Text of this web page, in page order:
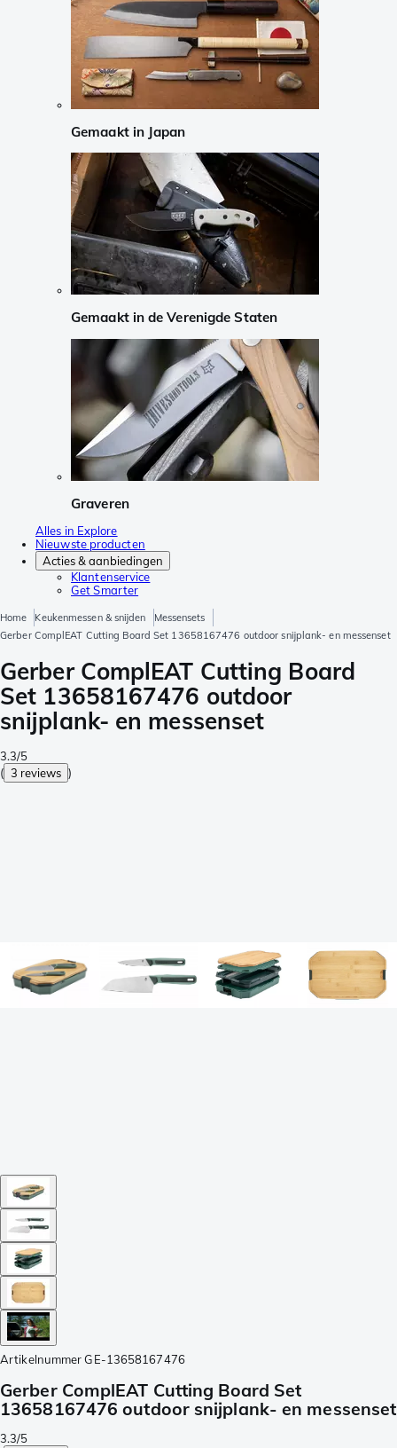
Gemaakt in Japan
Gemaakt in de Verenigde Staten
Graveren
Alles in Explore
Nieuwste producten
Acties & aanbiedingen
Klantenservice
Get Smarter
Home Keukenmessen & snijden
Messensets
Gerber ComplEAT Cutting Board Set 13658167476 outdoor snijplank- en messenset
Gerber ComplEAT Cutting Board
Set 13658167476 outdoor
snijplank- en messenset
3.3/5
( 3 reviews )
Artikelnummer GE-13658167476
Gerber ComplEAT Cutting Board Set
13658167476 outdoor snijplank- en messenset
3.3/5